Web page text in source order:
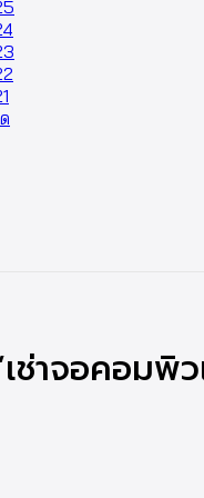
าจอคอมพิวเ